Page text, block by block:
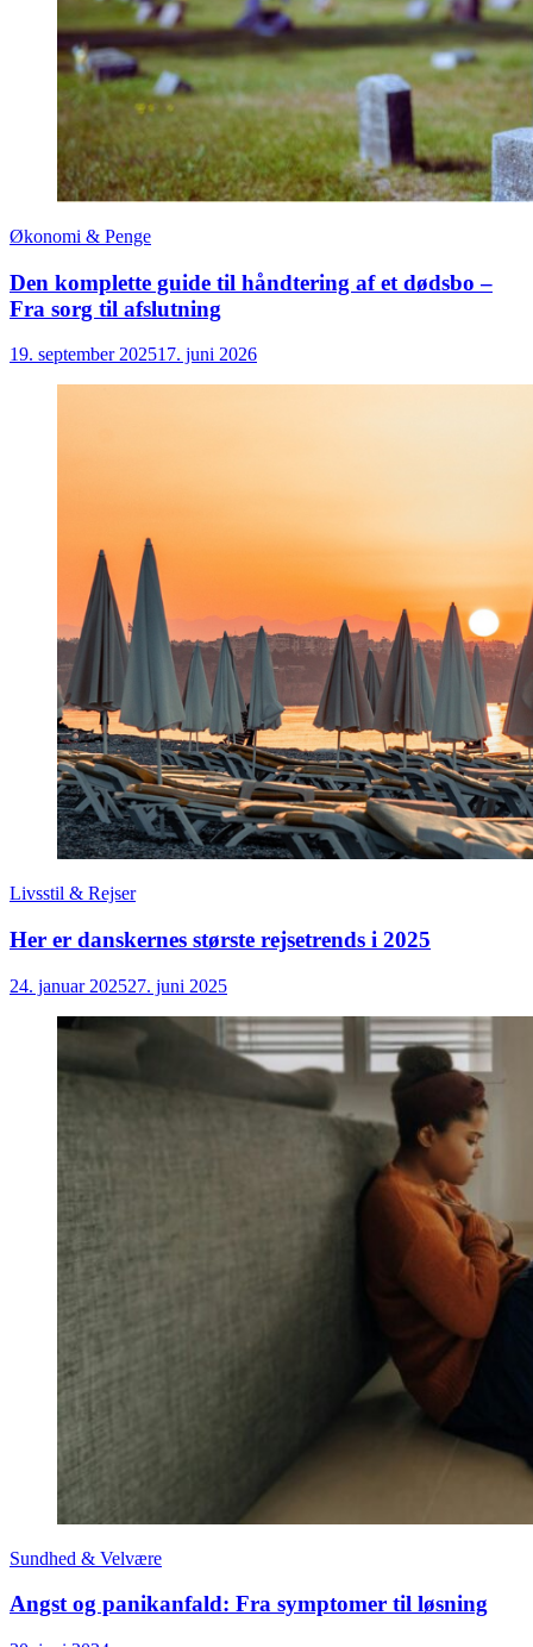
Økonomi & Penge
Den komplette guide til håndtering af et dødsbo –
Fra sorg til afslutning
19. september 202517. juni 2026
Livsstil & Rejser
Her er danskernes største rejsetrends i 2025
24. januar 202527. juni 2025
Sundhed & Velvære
Angst og panikanfald: Fra symptomer til løsning